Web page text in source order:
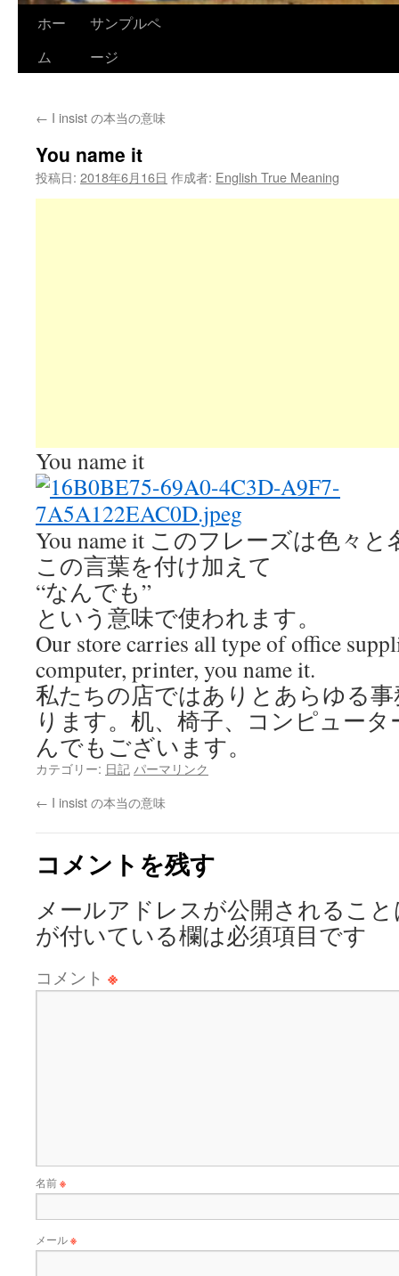
ホー
ム
サンプルペ
ージ
← I insist の本当の意味
You name it
投稿日: 2018年6月16日 作成者: English True Meaning
You name it
You name it このフレーズは色々
この言葉を付け加えて
“なんでも”
という意味で使われます。
Our store carries all type of office
computer, printer, you name it.
私たちの店ではありとあらゆる
ります。 机、椅子、コンピュー
んでもございます。
カテゴリー: 日記 パーマリンク
← I insist の本当の意味
コメントを残す
メールアドレスが公開されるこ
が付いている欄は必須項目です
コメント ※
名前※
メール※